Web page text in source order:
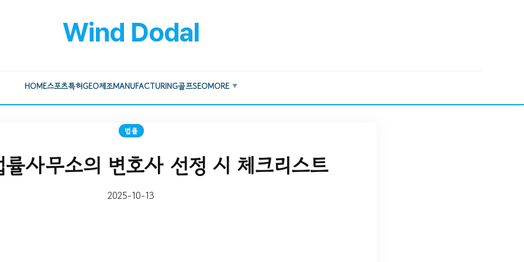
Wind Dodal
HOME스포츠특허GEO제조MANUFACTURING골프SEOMORE ▼
법률
률사무소의 변호사 선정 시 체크리스트
2025-10-13